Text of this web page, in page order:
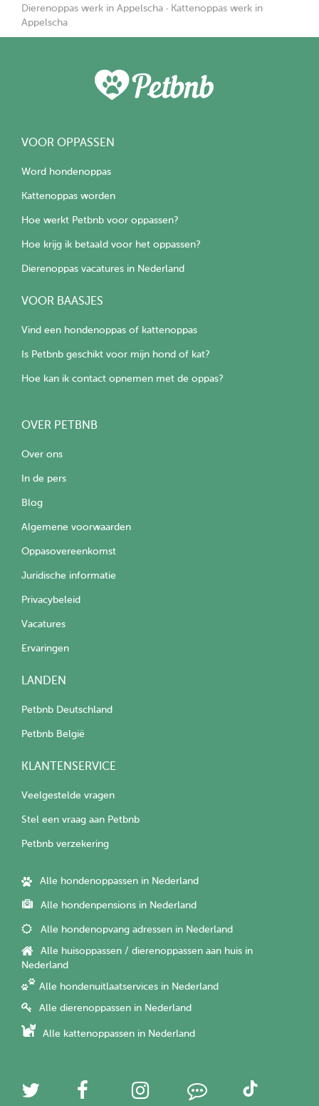
Dierenoppas werk in Appelscha · Kattenoppas werk in
Appelscha
VOOR OPPASSEN
Word hondenoppas
Kattenoppas worden
Hoe werkt Petbnb voor oppassen?
Hoe krijg ik betaald voor het oppassen?
Dierenoppas vacatures in Nederland
VOOR BAASJES
Vind een hondenoppas of kattenoppas
Is Petbnb geschikt voor mijn hond of kat?
Hoe kan ik contact opnemen met de oppas?
OVER PETBNB
Over ons
In de pers
Blog
Algemene voorwaarden
Oppasovereenkomst
Juridische informatie
Privacybeleid
Vacatures
Ervaringen
LANDEN
Petbnb Deutschland
Petbnb België
KLANTENSERVICE
Veelgestelde vragen
Stel een vraag aan Petbnb
Petbnb verzekering
Alle hondenoppassen in Nederland
Alle hondenpensions in Nederland
Alle hondenopvang adressen in Nederland
Alle huisoppassen / dierenoppassen aan huis in
Nederland
Alle hondenuitlaatservices in Nederland
Alle dierenoppassen in Nederland
Alle kattenoppassen in Nederland